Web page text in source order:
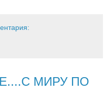
МИРУ ПО